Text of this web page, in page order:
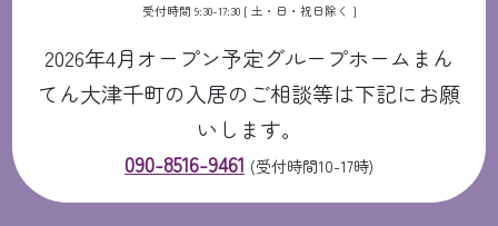
受付時間 9:30-17:30 [ 土・日・祝日除く ]
2026年4月オープン予定グループホームまん
てん大津千町の入居のご相談等は下記にお願
いします。
090-8516-9461 (受付時間10-17時)